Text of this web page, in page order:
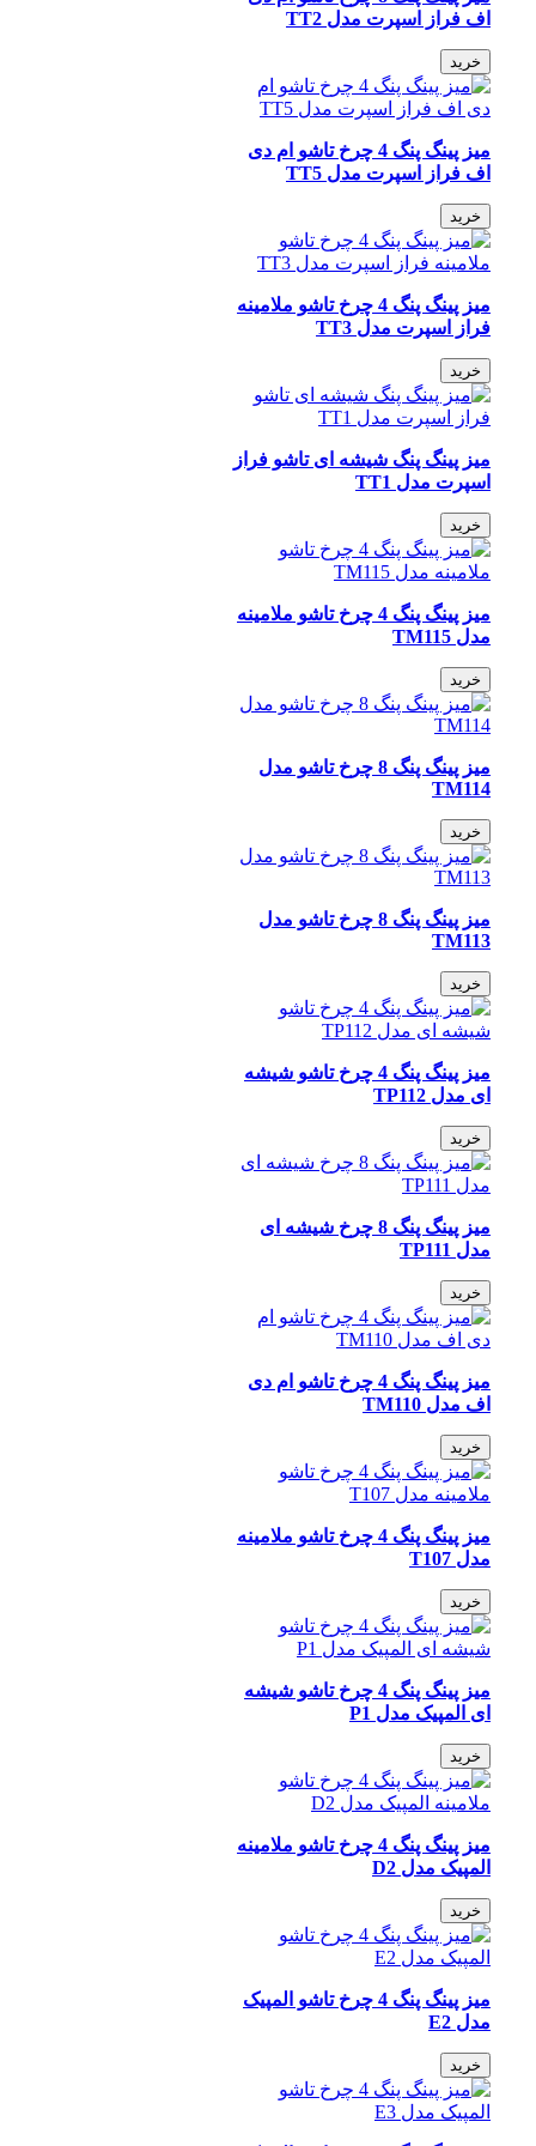
اف فراز اسپرت مدل TT2
میز پینگ پنگ 4 چرخ تاشو ام دی
اف فراز اسپرت مدل TT5
میز پینگ پنگ 4 چرخ تاشو ملامینه
فراز اسپرت مدل TT3
میز پینگ پنگ شیشه ای تاشو فراز
اسپرت مدل TT1
میز پینگ پنگ 4 چرخ تاشو ملامینه
میز پینگ پنگ 8 چرخ تاشو مدل
TM114
میز پینگ پنگ 8 چرخ تاشو مدل
TM113
میز پینگ پنگ 4 چرخ تاشو شیشه
ای مدل TP112
میز پینگ پنگ 8 چرخ شیشه ای
میز پینگ پنگ 4 چرخ تاشو ام دی
اف مدل TM110
میز پینگ پنگ 4 چرخ تاشو ملامینه
میز پینگ پنگ 4 چرخ تاشو شیشه
ای المپیک مدل P1
میز پینگ پنگ 4 چرخ تاشو ملامینه
المپیک مدل D2
میز پینگ پنگ 4 چرخ تاشو المپیک